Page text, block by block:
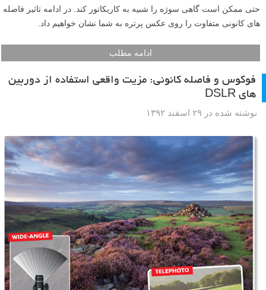
در کنار تأثیر بر روی مقدار محوی پس زمینه یا همان عمق میدان، فاصله
کانونی های متفاوت می توانند تغییراتی در شکل سوژه ایجاد کنند تا حدی که
حتی ممکن است گاهی سوژه را شبیه به کاریکاتور کند. در ادامه تاثیر فاصله
های کانونی متفاوت را روی عکس پرتره به شما نشان خواهیم داد.